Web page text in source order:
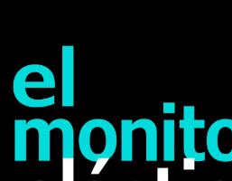
principal